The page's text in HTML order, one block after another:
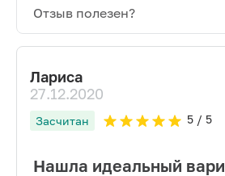
Отзыв полезен?
Лариса
27.12.2020
Засчитан 5/ 5
Нашла идеальный